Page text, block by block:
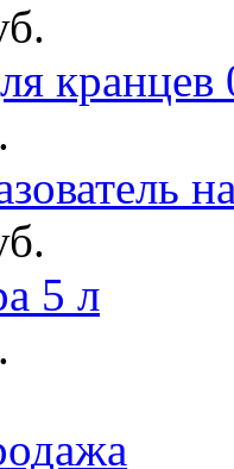
кранцев
5 л